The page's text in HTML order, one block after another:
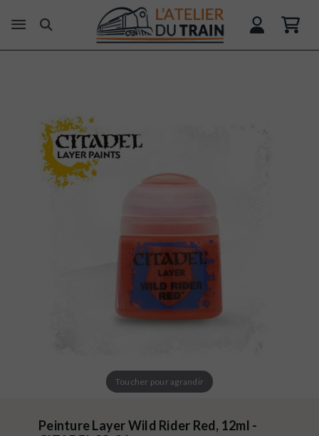
Toucher pour agrandir
Peinture Layer Wild Rider Red, 12ml -